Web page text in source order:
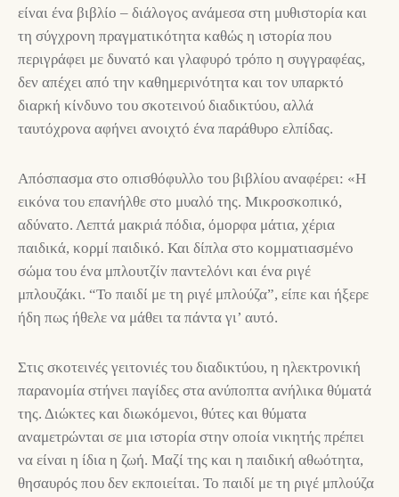
είναι ένα βιβλίο – διάλογος ανάμεσα στη μυθιστορία και
τη σύγχρονη πραγματικότητα καθώς η ιστορία που
περιγράφει με δυνατό και γλαφυρό τρόπο η συγγραφέας,
δεν απέχει από την καθημερινότητα και τον υπαρκτό
διαρκή κίνδυνο του σκοτεινού διαδικτύου, αλλά
ταυτόχρονα αφήνει ανοιχτό ένα παράθυρο ελπίδας.
Απόσπασμα στο οπισθόφυλλο του βιβλίου αναφέρει: «Η
εικόνα του επανήλθε στο μυαλό της. Μικροσκοπικό,
αδύνατο. Λεπτά μακριά πόδια, όμορφα μάτια, χέρια
παιδικά, κορμί παιδικό. Και δίπλα στο κομματιασμένο
σώμα του ένα μπλουτζίν παντελόνι και ένα ριγέ
μπλουζάκι. “Το παιδί με τη ριγέ μπλούζα”, είπε και ήξερε
ήδη πως ήθελε να μάθει τα πάντα γι’ αυτό.
Στις σκοτεινές γειτονιές του διαδικτύου, η ηλεκτρονική
παρανομία στήνει παγίδες στα ανύποπτα ανήλικα θύματά
της. Διώκτες και διωκόμενοι, θύτες και θύματα
αναμετρώνται σε μια ιστορία στην οποία νικητής πρέπει
να είναι η ίδια η ζωή. Μαζί της και η παιδική αθωότητα,
θησαυρός που δεν εκποιείται. Το παιδί με τη ριγέ μπλούζα